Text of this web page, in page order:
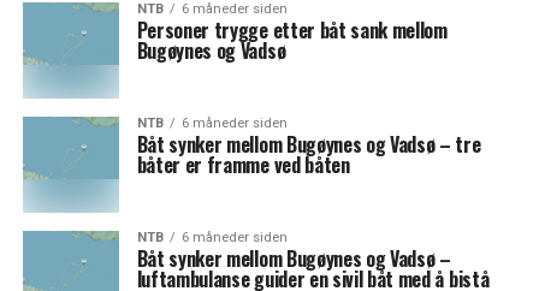
NTB 6 måneder siden
Personer trygge etter båt sank mellom
Bugøynes og Vadsø
NTB 6 måneder siden
Båt synker mellom Bugøynes og Vadsø – tre
båter er framme ved båten
NTB 6 måneder siden
Båt synker mellom Bugøynes og Vadsø –
luftambulanse guider en sivil båt med å bistå